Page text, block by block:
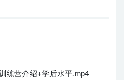
营介绍+学后水平.mp4